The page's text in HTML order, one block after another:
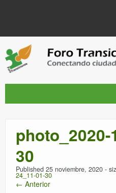
QUIÉNES SOMOS
PUBLICACIONES +
RED AMIG@S DEL FORO
photo_2020-
30
Published 25 noviembre, 2020 -
24_11-01-30
← Anterior